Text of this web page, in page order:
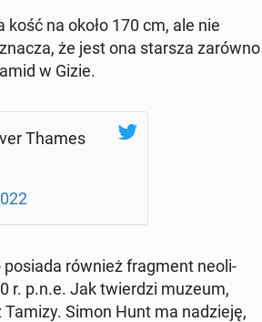
na około 170 cm, ale nie
że jest ona starsza zarówno
w Gizie.
Thames
posiada również frag­ment neo­li­
r. p.n.e. Jak twier­dzi muzeum,
Simon Hunt ma na­dzie­ję,